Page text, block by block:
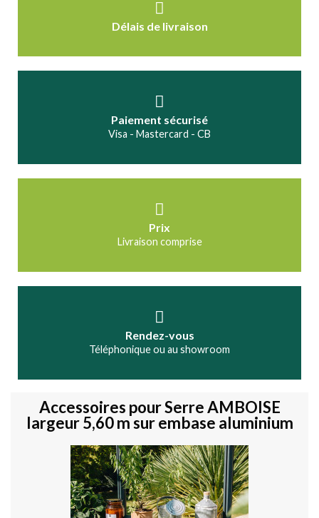
Délais de livraison
Paiement sécurisé
Visa - Mastercard - CB
Prix
Livraison comprise
Rendez-vous
Téléphonique ou au showroom
Accessoires pour Serre AMBOISE
largeur 5,60 m sur embase aluminium